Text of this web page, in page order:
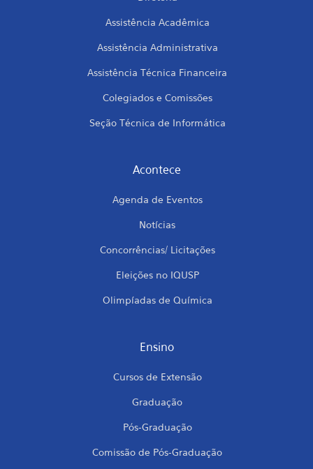
Assistência Acadêmica
Assistência Administrativa
Assistência Técnica Financeira
Colegiados e Comissões
Seção Técnica de Informática
Acontece
Agenda de Eventos
Notícias
Concorrências/ Licitações
Eleições no IQUSP
Olimpíadas de Química
Ensino
Cursos de Extensão
Graduação
Pós-Graduação
Comissão de Pós-Graduação